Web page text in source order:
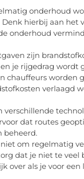
onderhoud
hierbij aan het
onderhoud
zijn
je rijgedrag wordt
chauffeurs worden
verlaagd
verschillende
dat routes
beheerd.
om regelmatig
dat je niet te veel
over als je voor